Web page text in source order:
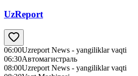
UzReport
06:00Uzreport News - yangiliklar vaqti
06:30Автомагистраль
08:00Uzreport News - yangiliklar vaqti